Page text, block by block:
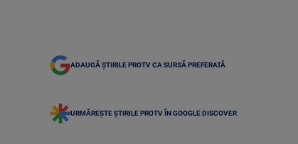
ADAUGĂ ȘTIRILE PROTV CA SURSĂ PREFERATĂ
URMĂREȘTE ȘTIRILE PROTV ÎN GOOGLE DISCOVER